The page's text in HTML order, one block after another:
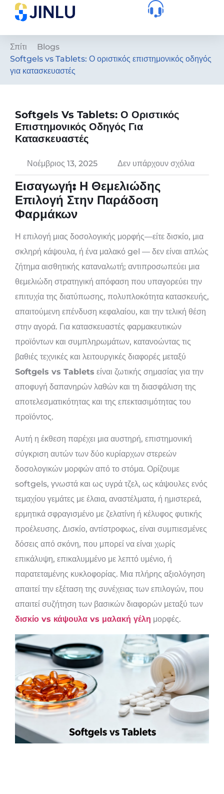
Σπίτι
Blogs
Softgels vs Tablets: Ο οριστικός επιστημονικός οδηγός
για κατασκευαστές
Softgels Vs Tablets: Ο Οριστικός
Επιστημονικός Οδηγός Για
Κατασκευαστές
Νοέμβριος 13, 2025 Δεν υπάρχουν σχόλια
Εισαγωγή: Η Θεμελιώδης
Επιλογή Στην Παράδοση
Φαρμάκων
Η επιλογή μιας δοσολογικής μορφής—είτε δισκίο, μια
σκληρή κάψουλα, ή ένα μαλακό gel — δεν είναι απλώς
ζήτημα αισθητικής καταναλωτή; αντιπροσωπεύει μια
θεμελιώδη στρατηγική απόφαση που υπαγορεύει την
επιτυχία της διατύπωσης, πολυπλοκότητα κατασκευής,
απαιτούμενη επένδυση κεφαλαίου, και την τελική θέση
στην αγορά. Για κατασκευαστές φαρμακευτικών
προϊόντων και συμπληρωμάτων, κατανοώντας τις
βαθιές τεχνικές και λειτουργικές διαφορές μεταξύ
Softgels vs Tablets είναι ζωτικής σημασίας για την
αποφυγή δαπανηρών λαθών και τη διασφάλιση της
αποτελεσματικότητας και της επεκτασιμότητας του
προϊόντος.
Αυτή η έκθεση παρέχει μια αυστηρή, επιστημονική
σύγκριση αυτών των δύο κυρίαρχων στερεών
δοσολογικών μορφών από το στόμα. Ορίζουμε
softgels, γνωστά και ως υγρά τζελ, ως κάψουλες ενός
τεμαχίου γεμάτες με έλαια, αναστέλματα, ή ημιστερεά,
ερμητικά σφραγισμένο με ζελατίνη ή κέλυφος φυτικής
προέλευσης. Δισκίο, αντίστροφως, είναι συμπιεσμένες
δόσεις από σκόνη, που μπορεί να είναι χωρίς
επικάλυψη, επικαλυμμένο με λεπτό υμένιο, ή
παρατεταμένης κυκλοφορίας. Μια πλήρης αξιολόγηση
απαιτεί την εξέταση της συνέχειας των επιλογών, που
απαιτεί συζήτηση των βασικών διαφορών μεταξύ των
δισκίο vs κάψουλα vs μαλακή γέλη μορφές.